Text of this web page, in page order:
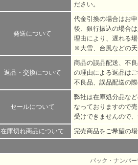
ださい。
発送について
代金引換の場合はお
後、銀行振込の場合
理由により、遅れる
※大雪、台風などの天
返品・交換について
商品の誤品配送、不
の理由による返品は
不良品、誤品配送の
セールについて
弊社は在庫処分品な
なっておりますので
受けできませんので
在庫切れ商品について
完売商品をご希望の
パック・ナンバ